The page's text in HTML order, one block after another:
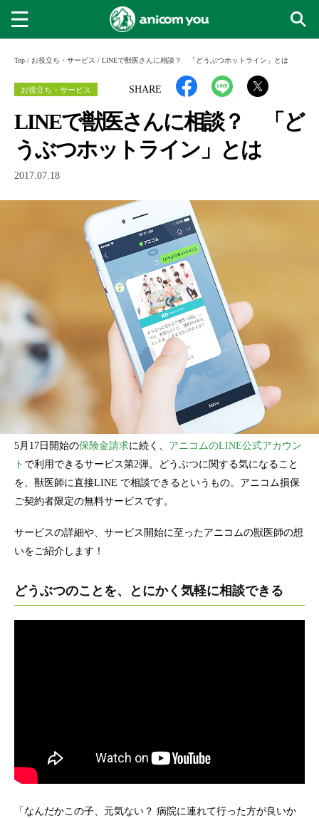
Top / お役立ち・サービス / LINEで獣医さんに相談？ 「どうぶつホットライン」とは
SHARE
お役立ち・サービス
LINEで獣医さんに相談？ 「ど
うぶつホットライン」とは
2017.07.18
5月17日開始の保険金請求に続く、 アニコムのLINE公式アカウン
ト で利用できるサービス第2弾。どうぶつに関する気になること
を、獣医師に直接LINE で相談できるというもの。アニコム損保
ご契約者限定の無料サービスです。
サービスの詳細や、サービス開始に至ったアニコムの獣医師の想
いをご紹介します！
どうぶつのことを、とにかく気軽に相談できる
「なんだかこの子、元気ない？ 病院に連れて行った方が良いか